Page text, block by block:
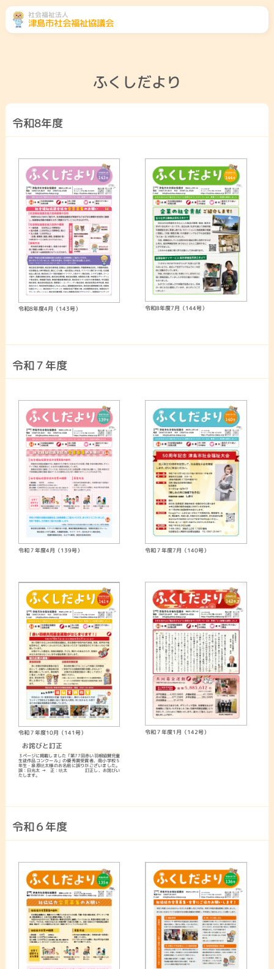
社会福祉法人
津島市社会福祉協議会
子どものこと
社協とは・会員募
集
津島市共同募金委
員会
ボランティアセン
ター
災害ボランティア
センター
参加したい
ふくしだより
令和8年度
令和8年度4月（143号） 令和8年度7月（144号）
令和７年度
令和７年度4月（139号） 令和７年度7月（140号）
令和７年度10月（141号）
お詫びと訂正
３ページに掲載しました「第77回赤い羽根協賛児童
生徒作品コンクール」の優秀賞受賞者、南小学校５
年生・泉原晄太様のお名前に誤りがございました。
誤：日光太 → 正：晄太 訂正し、お詫びい
たします。
令和７年度1月（142号）
令和６年度